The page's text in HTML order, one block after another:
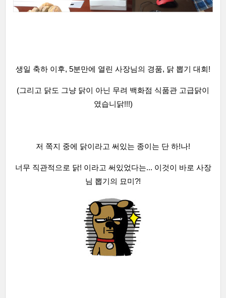
생일 축하 이후, 5분만에 열린 사장님의 경품, 닭 뽑기 대회!
(그리고 닭도 그냥 닭이 아닌 무려 백화점 식품관 고급닭이
였습니닭!!!)
저 쪽지 중에 닭이라고 써있는 종이는 단 하!나!
너무 직관적으로 닭! 이라고 써있었다는... 이것이 바로 사장
님 뽑기의 묘미?!